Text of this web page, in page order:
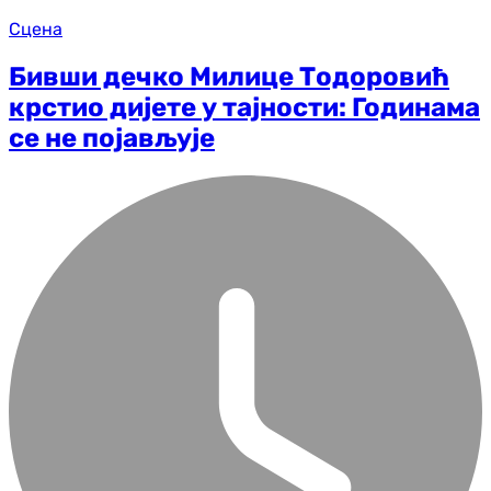
Сцена
Бивши дечко Милице Тодоровић
крстио дијете у тајности: Годинама
се не појављује